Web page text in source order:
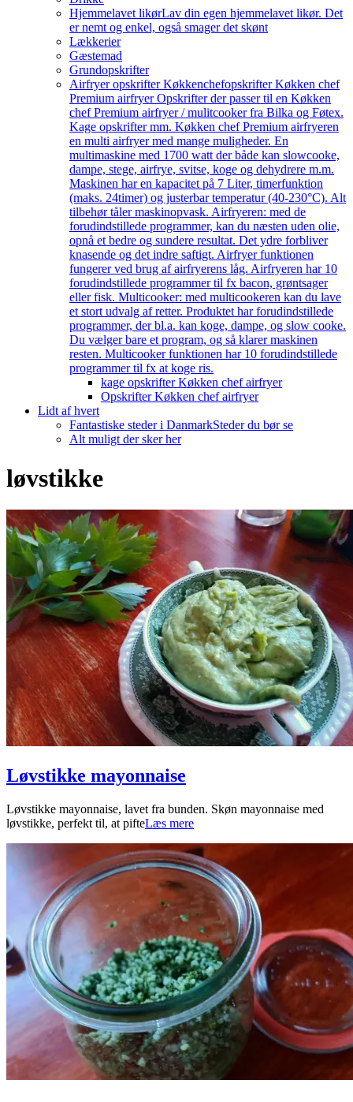
Hjemmelavet likørLav din egen hjemmelavet likør. Det
er nemt og enkel, også smager det skønt
Lækkerier
Gæstemad
Grundopskrifter
Airfryer opskrifter Køkkenchefopskrifter Køkken chef
Premium airfryer Opskrifter der passer til en Køkken
chef Premium airfryer / mulitcooker fra Bilka og Føtex.
Kage opskrifter mm. Køkken chef Premium airfryeren
en multi airfryer med mange muligheder. En
multimaskine med 1700 watt der både kan slowcooke,
dampe, stege, airfrye, svitse, koge og dehydrere m.m.
Maskinen har en kapacitet på 7 Liter, timerfunktion
(maks. 24timer) og justerbar temperatur (40-230°C). Alt
tilbehør tåler maskinopvask. Airfryeren: med de
forudindstillede programmer, kan du næsten uden olie,
opnå et bedre og sundere resultat. Det ydre forbliver
knasende og det indre saftigt. Airfryer funktionen
fungerer ved brug af airfryerens låg. Airfryeren har 10
forudindstillede programmer til fx bacon, grøntsager
eller fisk. Multicooker: med multicookeren kan du lave
et stort udvalg af retter. Produktet har forudindstillede
programmer, der bl.a. kan koge, dampe, og slow cooke.
Du vælger bare et program, og så klarer maskinen
resten. Multicooker funktionen har 10 forudindstillede
programmer til fx at koge ris.
kage opskrifter Køkken chef airfryer
Opskrifter Køkken chef airfryer
Lidt af hvert
Fantastiske steder i DanmarkSteder du bør se
Alt muligt der sker her
løvstikke
Løvstikke mayonnaise
2026-
05-
Løvstikke mayonnaise, lavet fra bunden. Skøn mayonnaise med
løvstikke, perfekt til, at pifteLæs mere